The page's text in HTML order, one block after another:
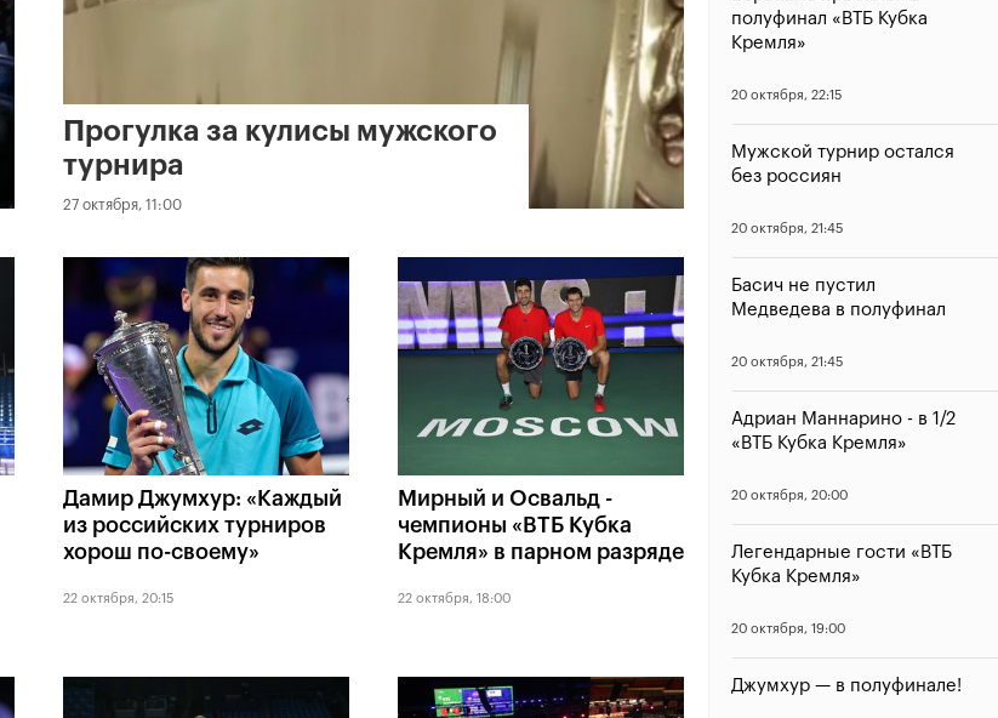
полуфинал «ВТБ Кубка
Кремля»
20 октября, 22:15
Мужской турнир остался
без россиян
20 октября, 21:45
Басич не пустил
Медведева в полуфинал
20 октября, 21:45
Адриан Маннарино - в 1/2
«ВТБ Кубка Кремля»
20 октября, 20:00
Легендарные гости «ВТБ
Кубка Кремля»
20 октября, 19:00
Джумхур — в полуфинале!
Прогулка за кулисы мужского
турнира
27 октября, 11:00
Дамир Джумхур: «Каждый
из российских турниров
хорош по-своему»
22 октября, 20:15
Мирный и Освальд -
чемпионы «ВТБ Кубка
Кремля» в парном разряде
22 октября, 18:00